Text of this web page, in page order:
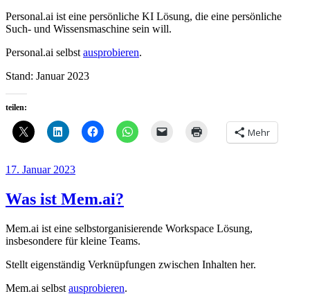
Personal.ai ist eine persönliche KI Lösung, die eine persönliche
Such- und Wissensmaschine sein will.
Personal.ai selbst ausprobieren.
Stand: Januar 2023
teilen:
Mehr
Veröffentlicht
17. Januar 2023
Was ist Mem.ai?
Mem.ai ist eine selbstorganisierende Workspace Lösung,
insbesondere für kleine Teams.
Stellt eigenständig Verknüpfungen zwischen Inhalten her.
Mem.ai selbst ausprobieren.